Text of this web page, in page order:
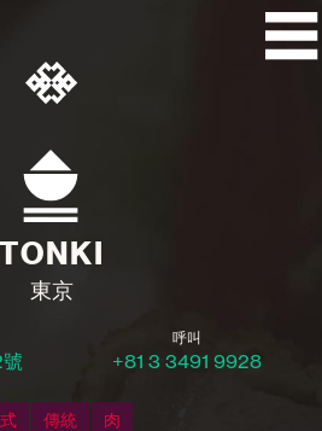
TONKI
東京
呼叫
+81 3 3491 9928
傳統 肉